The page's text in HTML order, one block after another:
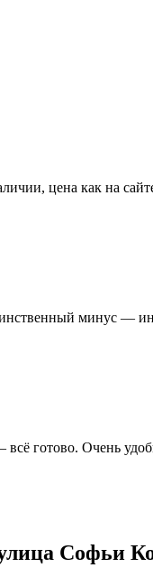
цена как на
минус —
всё готово. Очень
Софьи